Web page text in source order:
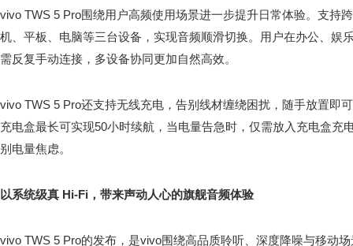
vivo TWS 5 Pro围绕用户高频使用场景进一步提升日常体验。支持
机、平板、电脑等三台设备，实现音频顺滑切换。用户在办公、娱
需反复手动连接，多设备协同更加自然高效。
vivo TWS 5 Pro还支持无线充电，告别线材缠绕困扰，随手放置即
充电盒最长可实现50小时续航，当电量告急时，仅需放入充电盒充
别电量焦虑。
以系统级真 Hi-Fi，带来声动人心的旗舰音频体验
vivo TWS 5 Pro的发布，是vivo围绕高品质聆听、深度降噪与移动